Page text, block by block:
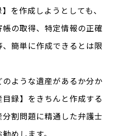
を作成しようとしても、
の取得、特定情報の正確
簡単に作成できるとは限
ような遺産があるか分か
録】をきちんと作成する
割問題に精通した弁護士